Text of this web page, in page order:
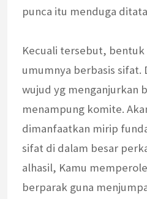
punca itu menduga
Kecuali tersebut, bentuk
umumnya berbasis sifat.
wujud yg menganjurkan
menampung komite.
dimanfaatkan mirip
sifat di dalam besar
alhasil, Kamu
berparak guna